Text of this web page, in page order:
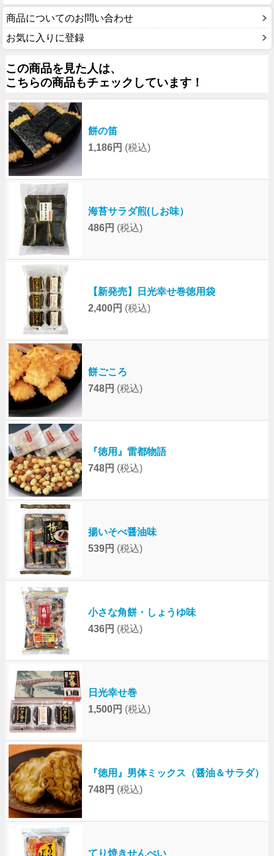
商品についてのお問い合わせ
お気に入りに登録
この商品を見た人は、
こちらの商品もチェックしています！
餅の笛
1,186円 (税込)
海苔サラダ煎(しお味）
486円 (税込)
【新発売】日光幸せ巻徳用袋
2,400円 (税込)
餅ごころ
748円 (税込)
『徳用』雷都物語
748円 (税込)
揚いそべ醤油味
539円 (税込)
小さな角餅・しょうゆ味
436円 (税込)
日光幸せ巻
1,500円 (税込)
『徳用』男体ミックス（醤油＆サラダ）
748円 (税込)
てり焼きせんべい